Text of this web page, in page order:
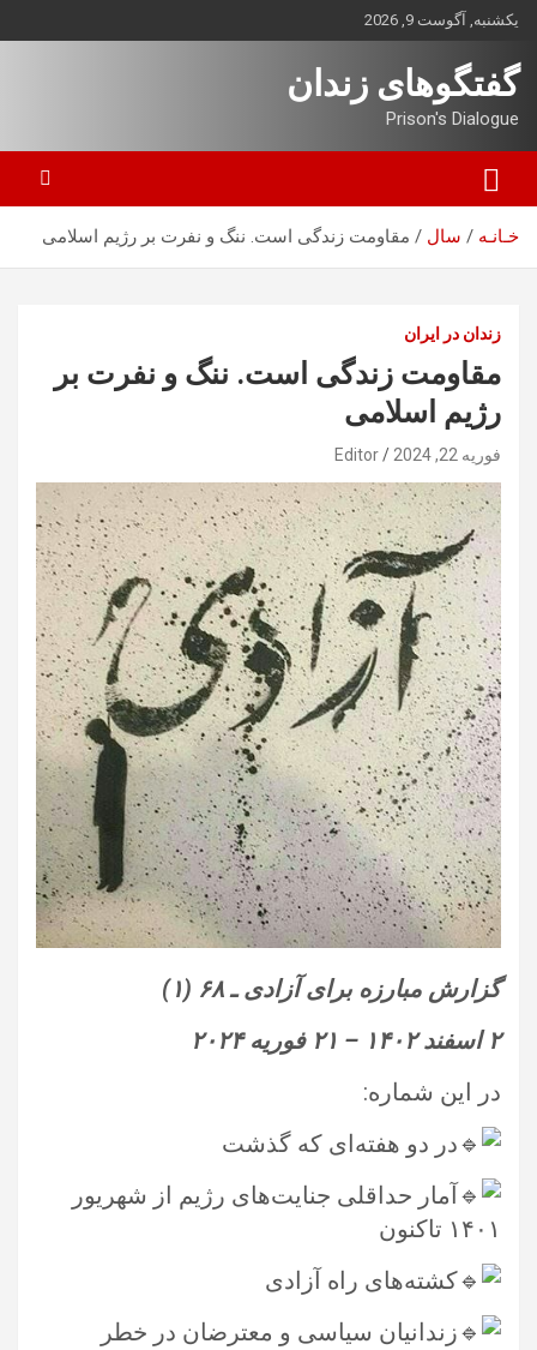
بروید
یکشنبه, آگوست 9, 2026
گفتگوهای زندان
Prison's Dialogue
خـانـه سال مقاومت زندگی است. ننگ و نفرت بر رژیم اسلامی
زندان در ایران
مقاومت زندگی است. ننگ و نفرت بر
رژیم اسلامی
فوریه 22, 2024 Editor
گزارش مبارزه برای آزادی ـ۶۸ (۱)‏
۲ اسفند۱۴۰۲ – ۲۱ فوریه‌۲۰۲۴
در این شماره:‏
در دو هفته‌ا‌ی که گذشت ‏
آمار حداقلی جنایت‌های رژیم از شهریور
۱۴۰۱ تاکنون
کشته‌های راه آزادی ‏
زندانیان سیاسی و معترضان در خطر